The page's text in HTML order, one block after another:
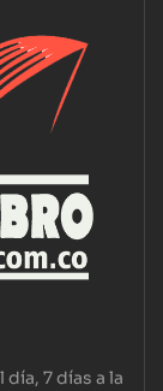
7 días a la